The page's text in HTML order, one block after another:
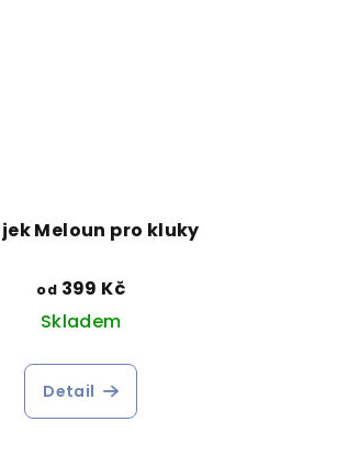
Meloun pro kluky
od 399 Kč
Skladem
Detail